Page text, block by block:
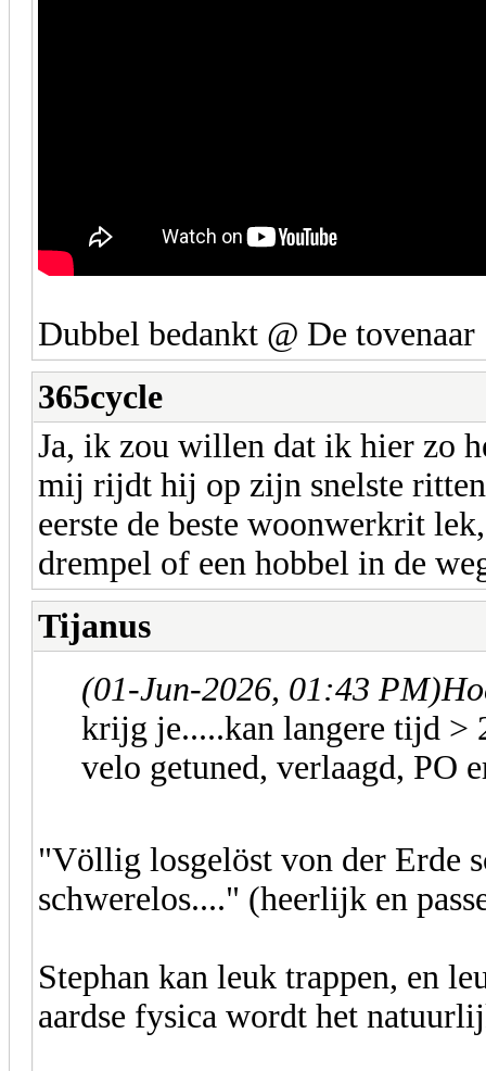
Dubbel bedankt @ De tovenaar
365cycle
Ja, ik zou willen dat ik hier zo
mij rijdt hij op zijn snelste
eerste de beste woonwerkrit
drempel of een hobbel in de
Tijanus
(01-Jun-2026, 01:43 PM)
krijg je.....kan langere tijd >
velo getuned, verlaagd, PO
"Völlig losgelöst von der Erde
schwerelos...." (heerlijk en
Stephan kan leuk trappen, en
aardse fysica wordt het